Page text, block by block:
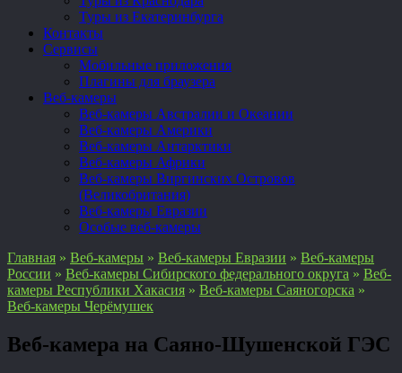
Туры из Екатеринбурга
Контакты
Сервисы
Мобильные приложения
Плагины для браузера
Веб-камеры
Веб-камеры Австралии и Океании
Веб-камеры Америки
Веб-камеры Антарктики
Веб-камеры Африки
Веб-камеры Виргинских Островов
(Великобритания)
Веб-камеры Евразии
Особые веб-камеры
Главная » Веб-камеры » Веб-камеры Евразии » Веб-камеры
России » Веб-камеры Сибирского федерального округа » Веб-
камеры Республики Хакасия » Веб-камеры Саяногорска »
Веб-камеры Черёмушек
Веб-камера на Саяно-Шушенской ГЭС